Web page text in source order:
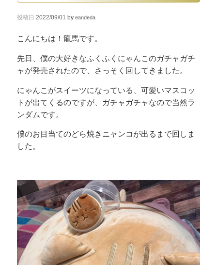
投稿日 2022/09/01 by eandeda
こんにちは！龍馬です。
先日、僕の大好きなふくふくにゃんこのガチャガチ
ャが発売されたので、さっそく回してきました。
にゃんこがスイーツになっている、可愛いマスコッ
トが出てくるのですが、ガチャガチャなので当然ラ
ンダムです。
僕のお目当てのどら焼きニャンコが出るまで回しま
した。